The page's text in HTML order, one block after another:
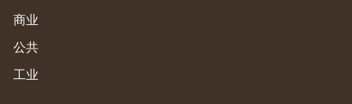
商业
公共
工业